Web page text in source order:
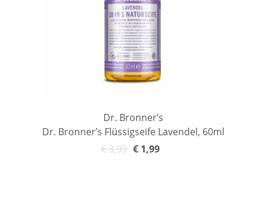
Dr. Bronner’s
Dr. Bronner’s Flüssigseife Lavendel, 60ml
€3,99 €1,99